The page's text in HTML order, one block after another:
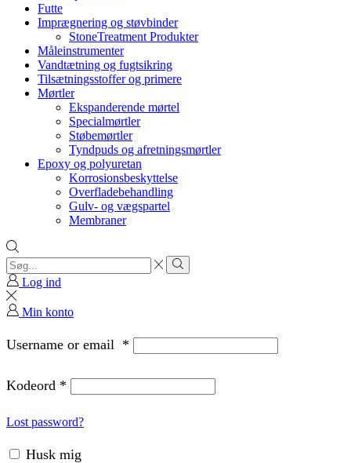
Futte
Imprægnering og støvbinder
StoneTreatment Produkter
Måleinstrumenter
Vandtætning og fugtsikring
Tilsætningsstoffer og primere
Mørtler
Ekspanderende mørtel
Specialmørtler
Støbemørtler
Tyndpuds og afretningsmørtler
Epoxy og polyuretan
Korrosionsbeskyttelse
Overfladebehandling
Gulv- og vægspartel
Membraner
Search
input
Search
Log ind
Min konto
Username or email *
Kodeord *
Lost password?
Husk mig